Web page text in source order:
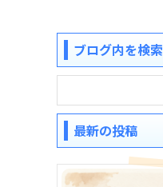
ブログ内を検索
最新の投稿